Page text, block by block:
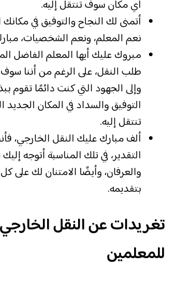
أي مكان سوف تنتقل إليه.
أتمنى لك النجاح والتوفيق في
نعم المعلم، ونعم الشخصيات،
مبروك عليك أيها المعلم الفاضل
طلب النقل، على الرغم من أننا
وإلى الجهود التي كنت دائمًا تقوم
التوفيق والسداد في المكان
تنتقل إليه.
ألف مبارك عليك النقل الخارجي،
التقدير، في تلك المناسبة أتوجه
والعرفان، وأيضًا الامتنان لك على
بتقديمه.
تغريدات عن النقل الخارجي
للمعلمين